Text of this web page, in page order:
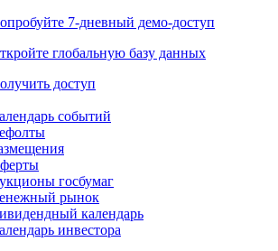
7-дневный демо-доступ
глобальную базу данных
доступ
событий
госбумаг
рынок
календарь
инвестора